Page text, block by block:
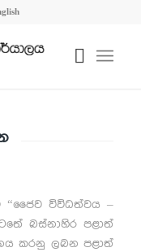
“ජෛව විවිධත්වය –
බස්නාහිර පළාත්
කරනු ලබන පළාත්